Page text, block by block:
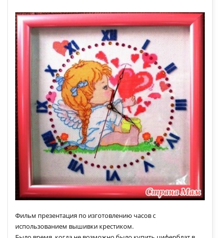
Фильм презентация по изготовлению часов с
использованием вышивки крестиком.